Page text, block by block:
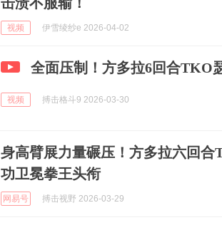
视频 伊雪绫纱e 2026-04-02
全面压制！方多拉6回合TKO
视频 搏击格斗9 2026-03-30
身高臂展力量碾压！方多拉六回合
功卫冕拳王头衔
网易号 搏击视野 2026-03-29